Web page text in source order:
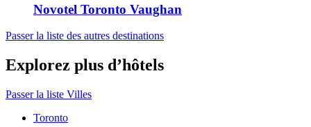
Novotel Toronto Vaughan
Passer la liste des autres destinations
Explorez plus d’hôtels
Passer la liste Villes
Toronto